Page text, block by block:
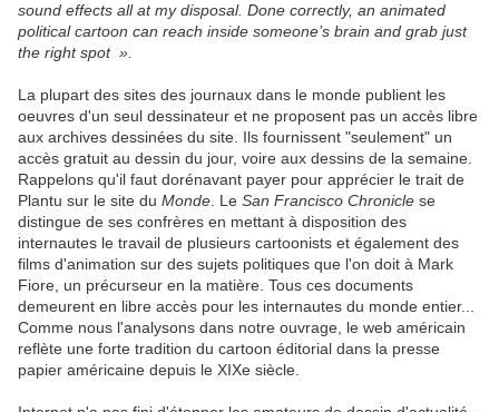
sound effects all at my disposal. Done correctly, an animated
political cartoon can reach inside someone’s brain and grab just
the right spot ».
La plupart des sites des journaux dans le monde publient les
oeuvres d'un seul dessinateur et ne proposent pas un accès libre
aux archives dessinées du site. Ils fournissent "seulement" un
accès gratuit au dessin du jour, voire aux dessins de la semaine.
Rappelons qu'il faut dorénavant payer pour apprécier le trait de
Plantu sur le site du Monde . Le San Francisco Chronicle se
distingue de ses confrères en mettant à disposition des
internautes le travail de plusieurs cartoonists et également des
films d'animation sur des sujets politiques que l'on doit à Mark
Fiore, un précurseur en la matière. Tous ces documents
demeurent en libre accès pour les internautes du monde entier...
Comme nous l'analysons dans notre ouvrage, le web américain
reflète une forte tradition du cartoon éditorial dans la presse
papier américaine depuis le XIXe siècle.